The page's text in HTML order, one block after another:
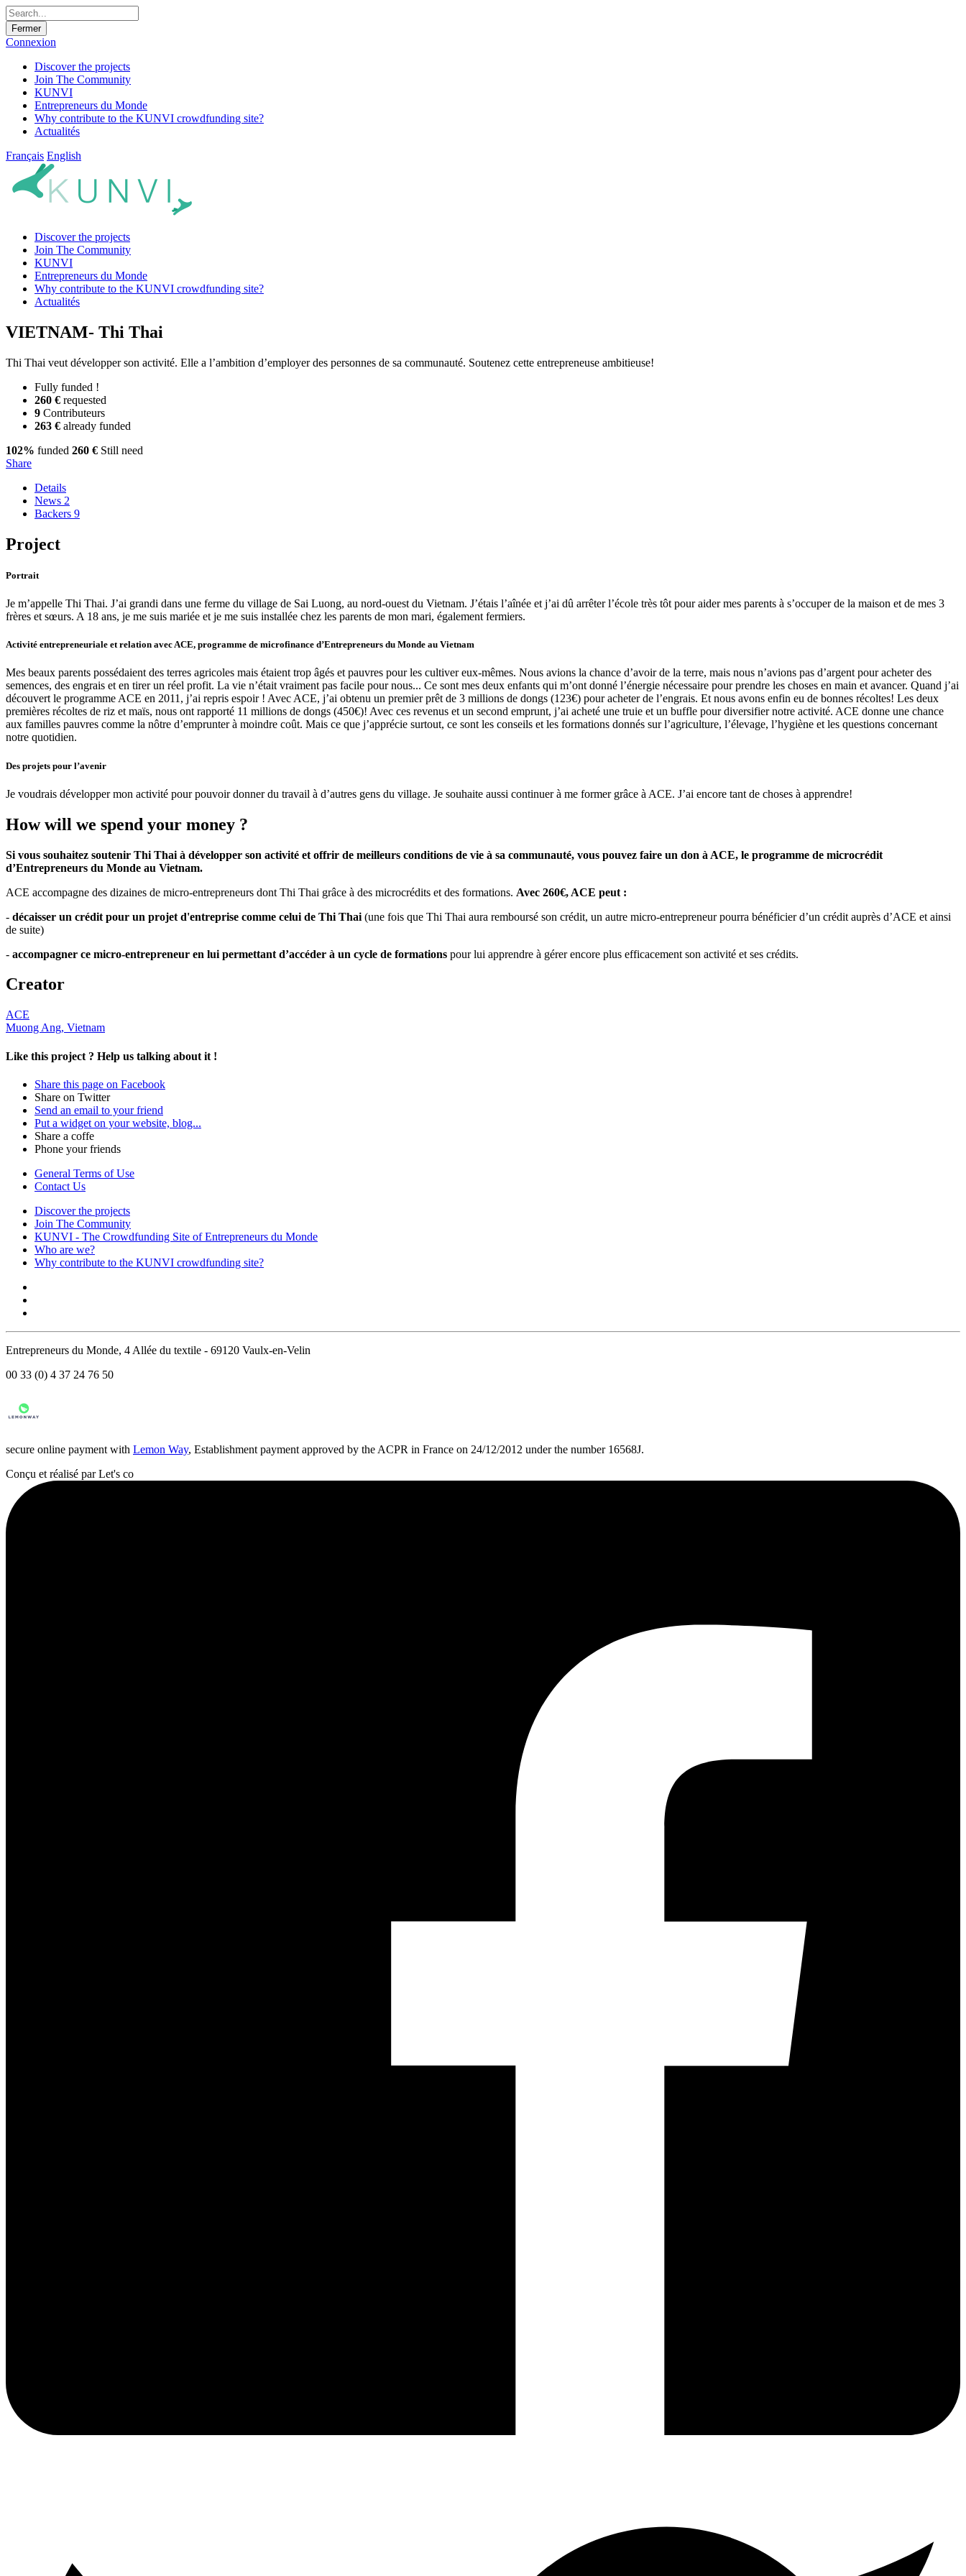
Fermer
Connexion
Discover the projects
Join The Community
KUNVI
Entrepreneurs du Monde
Why contribute to the KUNVI crowdfunding site?
Actualités
Français English
Discover the projects
Join The Community
KUNVI
Entrepreneurs du Monde
Why contribute to the KUNVI crowdfunding site?
Actualités
VIETNAM- Thi Thai
Thi Thai veut développer son activité. Elle a l’ambition d’employer des personnes de sa communauté. Soutenez cette entrepreneuse ambitieuse!
Fully funded !
260 € requested
9 Contributeurs
263 € already funded
102% funded 260 € Still need
Share
Details
News 2
Backers 9
Project
Portrait
Je m’appelle Thi Thai. J’ai grandi dans une ferme du village de Sai Luong, au nord-ouest du Vietnam. J’étais l’aînée et j’ai dû arrêter l’école très tôt pour aider mes parents à s’occuper de la maison et de mes 3
frères et sœurs. A 18 ans, je me suis mariée et je me suis installée chez les parents de mon mari, également fermiers.
Activité entrepreneuriale et relation avec ACE, programme de microfinance d’Entrepreneurs du Monde au Vietnam
Mes beaux parents possédaient des terres agricoles mais étaient trop âgés et pauvres pour les cultiver eux-mêmes. Nous avions la chance d’avoir de la terre, mais nous n’avions pas d’argent pour acheter des
semences, des engrais et en tirer un réel profit. La vie n’était vraiment pas facile pour nous... Ce sont mes deux enfants qui m’ont donné l’énergie nécessaire pour prendre les choses en main et avancer. Quand j’ai
découvert le programme ACE en 2011, j’ai repris espoir ! Avec ACE, j’ai obtenu un premier prêt de 3 millions de dongs (123€) pour acheter de l’engrais. Et nous avons enfin eu de bonnes récoltes! Les deux
premières récoltes de riz et maïs, nous ont rapporté 11 millions de dongs (450€)! Avec ces revenus et un second emprunt, j’ai acheté une truie et un buffle pour diversifier notre activité. ACE donne une chance
aux familles pauvres comme la nôtre d’emprunter à moindre coût. Mais ce que j’apprécie surtout, ce sont les conseils et les formations donnés sur l’agriculture, l’élevage, l’hygiène et les questions concernant
notre quotidien.
Des projets pour l’avenir
Je voudrais développer mon activité pour pouvoir donner du travail à d’autres gens du village. Je souhaite aussi continuer à me former grâce à ACE. J’ai encore tant de choses à apprendre!
How will we spend your money ?
Si vous souhaitez soutenir Thi Thai à développer son activité et offrir de meilleurs conditions de vie à sa communauté, vous pouvez faire un don à ACE, le programme de microcrédit
d’Entrepreneurs du Monde au Vietnam.
ACE accompagne des dizaines de micro-entrepreneurs dont Thi Thai grâce à des microcrédits et des formations. Avec 260€, ACE peut :
- décaisser un crédit pour un projet d'entreprise comme celui de Thi Thai (une fois que Thi Thai aura remboursé son crédit, un autre micro-entrepreneur pourra bénéficier d’un crédit auprès d’ACE et ainsi
de suite)
- accompagner ce micro-entrepreneur en lui permettant d’accéder à un cycle de formations pour lui apprendre à gérer encore plus efficacement son activité et ses crédits.
Creator
ACE
Muong Ang, Vietnam
Like this project ? Help us talking about it !
Share this page on Facebook
Share on Twitter
Send an email to your friend
Put a widget on your website, blog...
Share a coffe
Phone your friends
General Terms of Use
Contact Us
Discover the projects
Join The Community
KUNVI - The Crowdfunding Site of Entrepreneurs du Monde
Who are we?
Why contribute to the KUNVI crowdfunding site?
Entrepreneurs du Monde, 4 Allée du textile - 69120 Vaulx-en-Velin
00 33 (0) 4 37 24 76 50
secure online payment with Lemon Way, Establishment payment approved by the ACPR in France on 24/12/2012 under the number 16568J.
Conçu et réalisé par Let's co